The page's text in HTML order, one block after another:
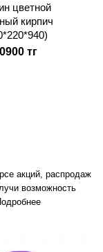
цветной
кирпич
тг
акций, распродаж
возможность